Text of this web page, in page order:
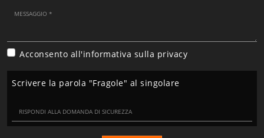
Acconsento all'informativa sulla privacy
Scrivere la parola "Fragole" al singolare